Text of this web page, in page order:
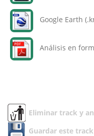
Google Earth
Análisis en
Eliminar track y
Guardar este